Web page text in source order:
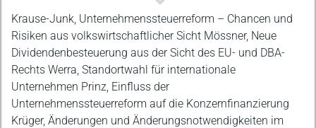
Beschreibung
Krause-Junk, Unternehmenssteuerreform – Chancen und
Risiken aus volkswirtschaftlicher Sicht Mössner, Neue
Dividendenbesteuerung aus der Sicht des EU- und DBA-
Rechts Werra, Standortwahl für internationale
Unternehmen Prinz, Einfluss der
Unternehmenssteuerreform auf die Konzernfinanzierung
Krüger, Änderungen und Änderungsnotwendigkeiten im